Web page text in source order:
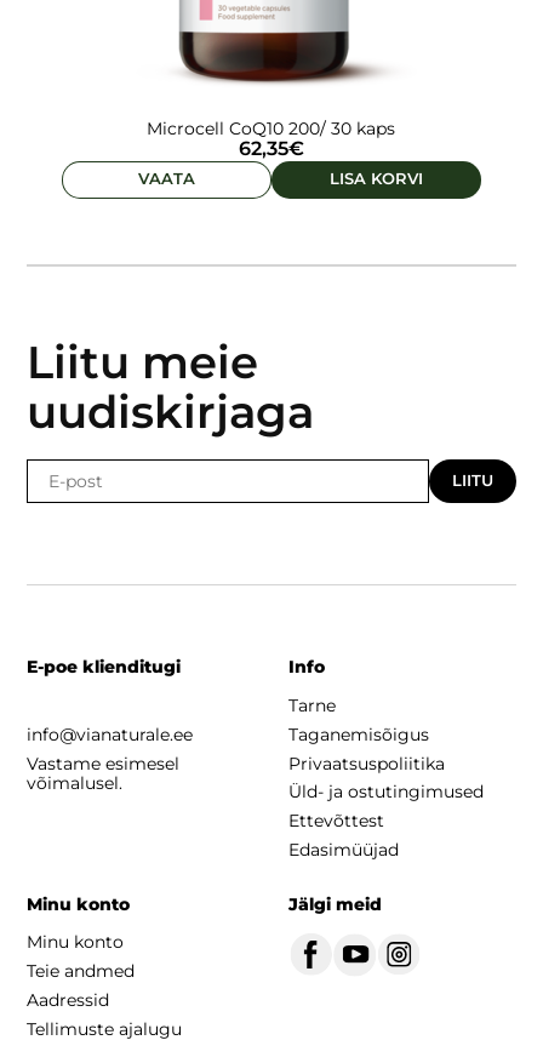
Microcell CoQ10 200/ 30 kaps
62,35€
VAATA LISA KORVI
Liitu meie
uudiskirjaga
LIITU
E-poe klienditugi
info@vianaturale.ee
Vastame esimesel
võimalusel.
Info
Tarne
Taganemisõigus
Privaatsuspoliitika
Üld- ja ostutingimused
Ettevõttest
Edasimüüjad
Minu konto
Minu konto
Teie andmed
Aadressid
Tellimuste ajalugu
Jälgi meid